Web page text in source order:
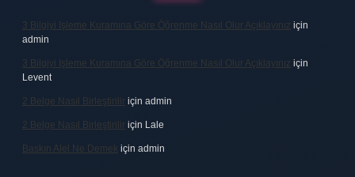
3 Bilgiyi Işleme Kuramına Göre Öğrenme Nasıl Olur Açıklayınız için
admin
3 Bilgiyi Işleme Kuramına Göre Öğrenme Nasıl Olur Açıklayınız için
Levent
2 Belge Nasıl Birleştirilir için admin
2 Belge Nasıl Birleştirilir için Lale
Baskın Alel Ne Demek için admin